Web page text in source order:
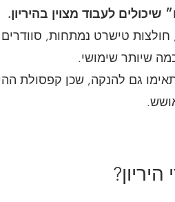
שיכולים לעבוד מצוין בהיריון.
חולצות טישרט נמתחות,
שיותר שימושי.
גם להנקה, שכן קפסולת